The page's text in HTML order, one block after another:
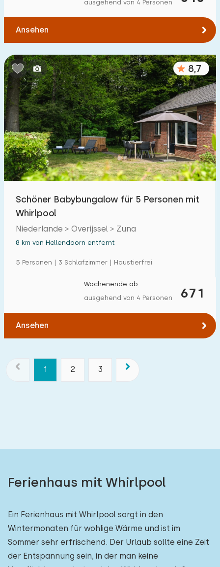
ausgehend von 4 Personen
Ansehen
8,7
Schöner Babybungalow für 5 Personen mit
Whirlpool
Niederlande > Overijssel > Zuna
8 km von Hellendoorn entfernt
5 Personen | 3 Schlafzimmer | Haustierfrei
671
Wochenende ab
ausgehend von 4 Personen
Ansehen
1 2 3
Ferienhaus mit Whirlpool
Ein Ferienhaus mit Whirlpool sorgt in den
Wintermonaten für wohlige Wärme und ist im
Sommer sehr erfrischend. Der Urlaub sollte eine Zeit
der Entspannung sein, in der man keine